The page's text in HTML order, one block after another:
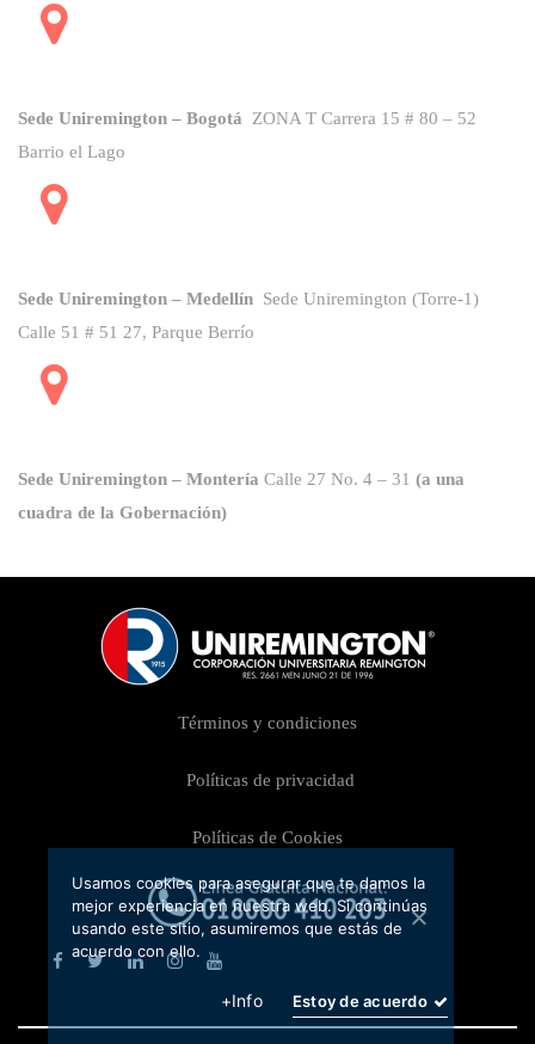
Sede Uniremington – Bogotá ZONA T Carrera 15 # 80 – 52
Barrio el Lago
Sede Uniremington – Medellín Sede Uniremington (Torre-1)
Calle 51 # 51 27, Parque Berrío
Sede Uniremington – Montería Calle 27 No. 4 – 31 (a una
cuadra de la Gobernación)
Términos y condiciones
Políticas de privacidad
Políticas de Cookies
Usamos cookies para asegurar que te damos la
mejor experiencia en nuestra web. Si continúas
usando este sitio, asumiremos que estás de
acuerdo con ello.
Estoy de acuerdo
+Info